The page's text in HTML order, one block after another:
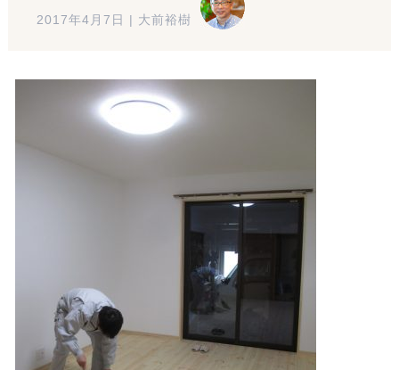
2017年4月7日 大前裕樹